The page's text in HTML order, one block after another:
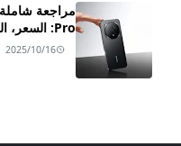
Pro: السعر، المواصفات، والمميزات
2025/10/16